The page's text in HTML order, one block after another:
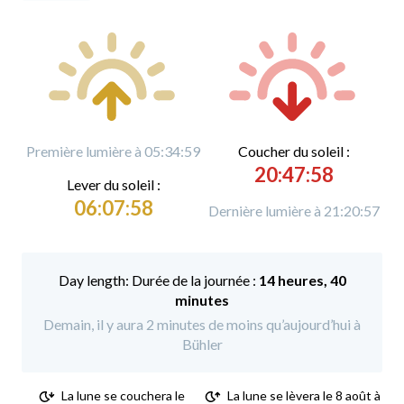
Première lumière à 05:34:59
Lever du soleil :
06:07:58
Coucher du soleil :
20:47:58
Dernière lumière à 21:20:57
Durée de la journée : 14 heures, 40
minutes
Demain, il y aura 2 minutes de moins qu’aujourd’hui à
Bühler
La lune se couchera le
La lune se lèvera le 8 août à